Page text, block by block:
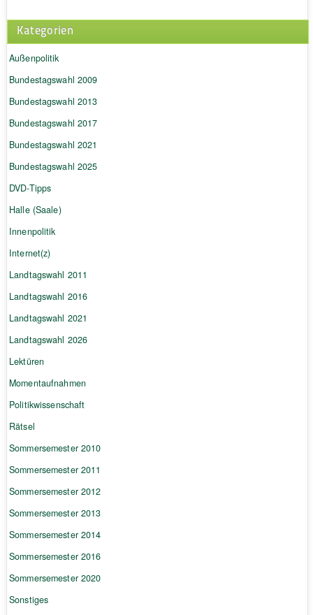
Kategorien
Außenpolitik
Bundestagswahl 2009
Bundestagswahl 2013
Bundestagswahl 2017
Bundestagswahl 2021
Bundestagswahl 2025
DVD-Tipps
Halle (Saale)
Innenpolitik
Internet(z)
Landtagswahl 2011
Landtagswahl 2016
Landtagswahl 2021
Landtagswahl 2026
Lektüren
Momentaufnahmen
Politikwissenschaft
Rätsel
Sommersemester 2010
Sommersemester 2011
Sommersemester 2012
Sommersemester 2013
Sommersemester 2014
Sommersemester 2016
Sommersemester 2020
Sonstiges